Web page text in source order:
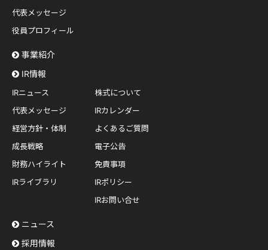
代表メッセージ
役員プロフィール
事業紹介
IR情報
IRニュース
代表メッセージ
経営方針・体制
成長戦略
財務ハイライト
IRライブラリ
株式について
IRカレンダー
よくあるご質問
電子公告
免責事項
IRポリシー
IRお問い合せ
ニュース
採用情報